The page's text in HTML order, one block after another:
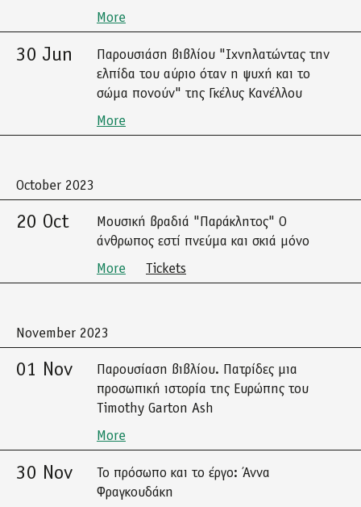
More
30 Jun
Παρουσιάση βιβλίου "Ιχνηλατώντας την
ελπίδα του αύριο όταν η ψυχή και το
σώμα πονούν" της Γκέλυς Κανέλλου
More
October 2023
20 Oct
Μουσική βραδιά "Παράκλητος" Ο
άνθρωπος εστί πνεύμα και σκιά μόνο
More
Tickets
November 2023
01 Nov
Παρουσίαση βιβλίου. Πατρίδες μια
προσωπική ιστορία της Ευρώπης του
Timothy Garton Ash
More
30 Nov
Το πρόσωπο και το έργο: Άννα
Φραγκουδάκη